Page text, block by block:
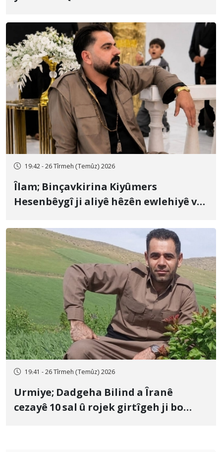
19:42 - 26 Tîrmeh (Temûz) 2026
Îlam; Binçavkirina Kiyûmers
Hesenbêygî ji aliyê hêzên ewlehiyê ve
19:41 - 26 Tîrmeh (Temûz) 2026
Urmiye; Dadgeha Bilind a Îranê
cezayê 10 sal û rojek girtîgeh ji bo